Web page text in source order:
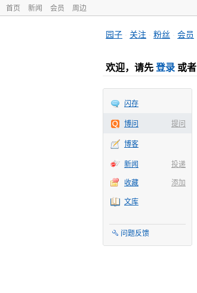
首页 新闻 会员 周边
园子 关注 粉丝 会员
欢迎，请先登录 或者
闪存
提问
博问
博客
投递
新闻
添加
收藏
文库
问题反馈